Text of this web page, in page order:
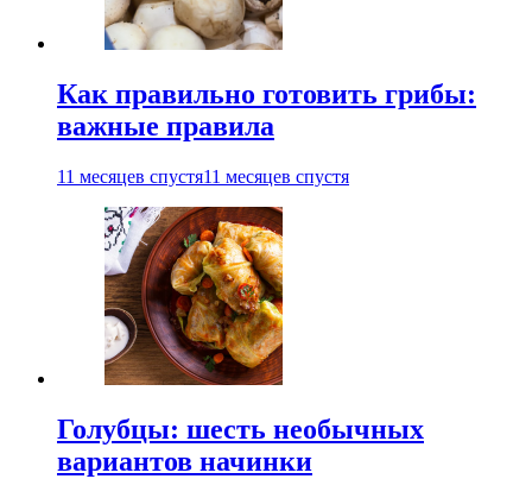
Как правильно готовить грибы:
важные правила
11 месяцев спустя11 месяцев спустя
Голубцы: шесть необычных
вариантов начинки